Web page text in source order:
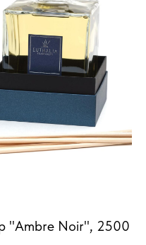
"Ambre Noir", 2500